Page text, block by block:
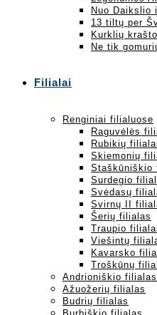
Nuo Daikslio
13 tiltų per
Kurklių
Ne tik
Filialai
Renginiai filialuose
Raguvėlės
Rubikių
Skiemonių
Staškūniškio
Surdegio
Svėdasų
Svirnų II
Šerių filialas
Traupio
Viešintų
Kavarsko
Troškūnų
Andrioniškio filialas
Ažuožerių filialas
Budrių filialas